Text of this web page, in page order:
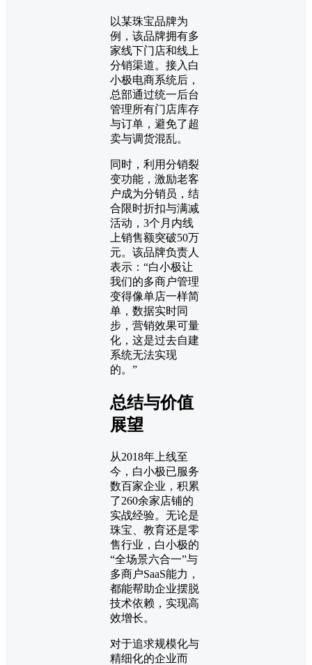
以某珠宝品牌为
例，该品牌拥有多
家线下门店和线上
分销渠道。接入白
小极电商系统后，
总部通过统一后台
管理所有门店库存
与订单，避免了超
卖与调货混乱。
同时，利用分销裂
变功能，激励老客
户成为分销员，结
合限时折扣与满减
活动，3个月内线
上销售额突破50万
元。该品牌负责人
表示：“白小极让
我们的多商户管理
变得像单店一样简
单，数据实时同
步，营销效果可量
化，这是过去自建
系统无法实现
的。”
总结与价值
展望
从2018年上线至
今，白小极已服务
数百家企业，积累
了260余家店铺的
实战经验。无论是
珠宝、教育还是零
售行业，白小极的
“全场景六合一”与
多商户SaaS能力，
都能帮助企业摆脱
技术依赖，实现高
效增长。
对于追求规模化与
精细化的企业而